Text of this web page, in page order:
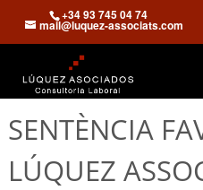
+34 93 745 04 74
mail@luquez-associats.com
SENTÈNCIA
LÚQUEZ